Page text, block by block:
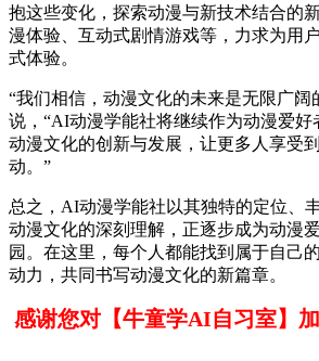
抱这些变化，探索动漫与新技术结合的
漫体验、互动式剧情游戏等，力求为用
式体验。
“我们相信，动漫文化的未来是无限广阔
说，“AI动漫学能社将继续作为动漫爱好
动漫文化的创新与发展，让更多人享受
动。”
总之，AI动漫学能社以其独特的定位、
动漫文化的深刻理解，正逐步成为动漫
园。在这里，每个人都能找到属于自己
动力，共同书写动漫文化的新篇章。
感谢您对【牛童学AI自习室】